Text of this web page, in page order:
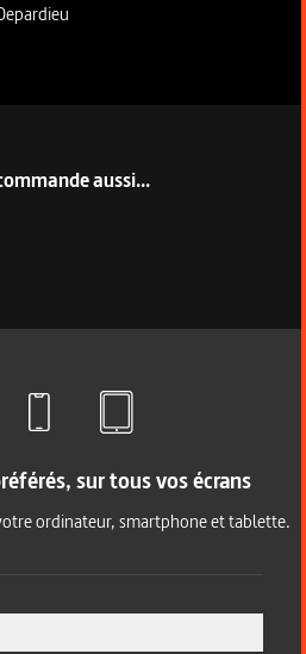
aussi...
sur tous vos écrans
ordinateur, smartphone et tablette.